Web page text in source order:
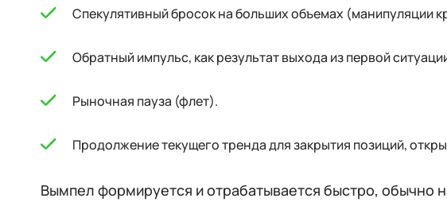
Спекулятивный бросок на больших объемах (манипуляции
Обратный импульс, как результат выхода из первой
Рыночная пауза (флет).
Продолжение текущего тренда для закрытия позиций,
Вымпел формируется и отрабатывается быстро, обычно